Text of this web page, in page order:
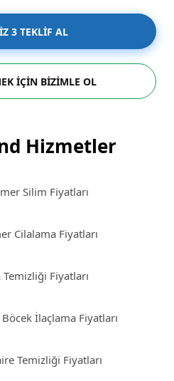
3 TEKLİF AL
İÇİN BİZİMLE OL
Hizmetler
Silim Fiyatları
Cilalama Fiyatları
Fiyatları
İlaçlama Fiyatları
Temizliği Fiyatları